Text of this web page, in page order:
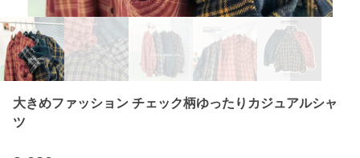
大きめファッション チェック柄ゆったりカジュアルシャ
ツ